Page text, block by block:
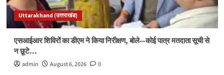
Uttarakhand (उत्तराखंड)
एसआईआर शिविरों का डीएम ने किया निरीक्षण, बोले—कोई पात्र मतदाता सूची से
न छूटे…
admin August 6, 2026 0